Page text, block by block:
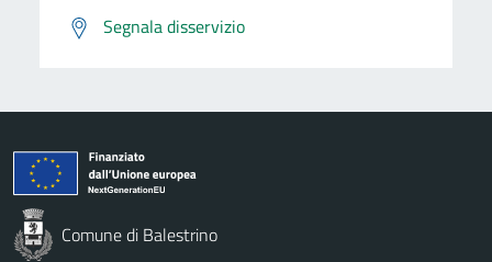
Segnala disservizio
Comune di Balestrino